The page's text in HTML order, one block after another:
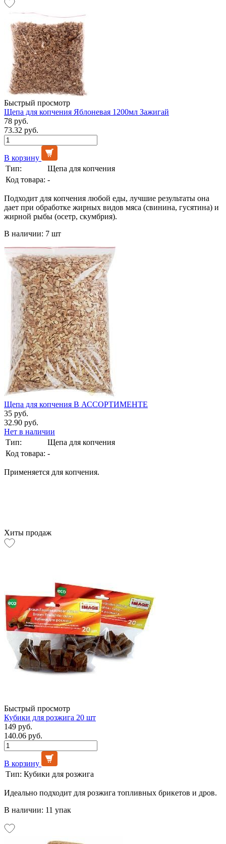
Быстрый просмотр
Щепа для копчения Яблоневая 1200мл Зажигай
78 руб.
73.32 руб.
В корзину
Тип:
Щепа для копчения
Код товара: -
Подходит для копчения любой еды, лучшие результаты она
дает при обработке жирных видов мяса (свинина, гусятина) и
жирной рыбы (осетр, скумбрия).
В наличии: 7 шт
Щепа для копчения В АССОРТИМЕНТЕ
35 руб.
32.90 руб.
Нет в наличии
Тип:
Щепа для копчения
Код товара: -
Применяется для копчения.
Хиты продаж
Быстрый просмотр
Кубики для розжига 20 шт
149 руб.
140.06 руб.
В корзину
Тип: Кубики для розжига
Идеально подходит для розжига топливных брикетов и дров.
В наличии: 11 упак